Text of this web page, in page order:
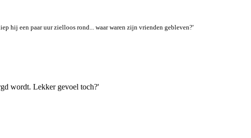
hij een paar uur zielloos rond... waar waren zijn vrienden gebleven?'
wordt. Lekker gevoel toch?'